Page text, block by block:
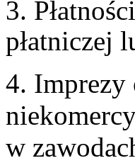
3.
płatniczej
4. Imprezy
w